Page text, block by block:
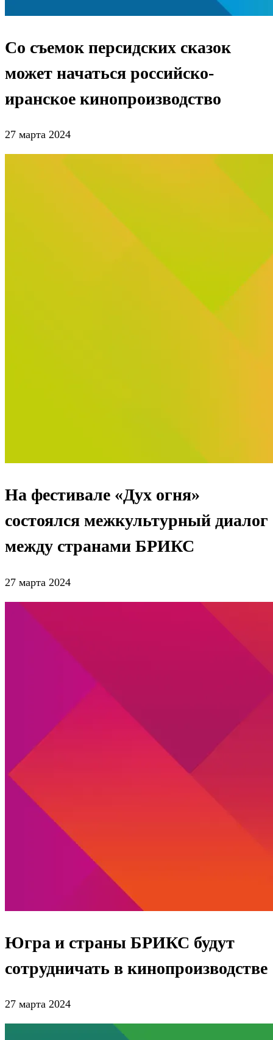
Со съемок персидских сказок
может начаться российско-
иранское кинопроизводство
27 марта 2024
На фестивале «Дух огня»
состоялся межкультурный диалог
между странами БРИКС
27 марта 2024
Югра и страны БРИКС будут
сотрудничать в кинопроизводстве
27 марта 2024